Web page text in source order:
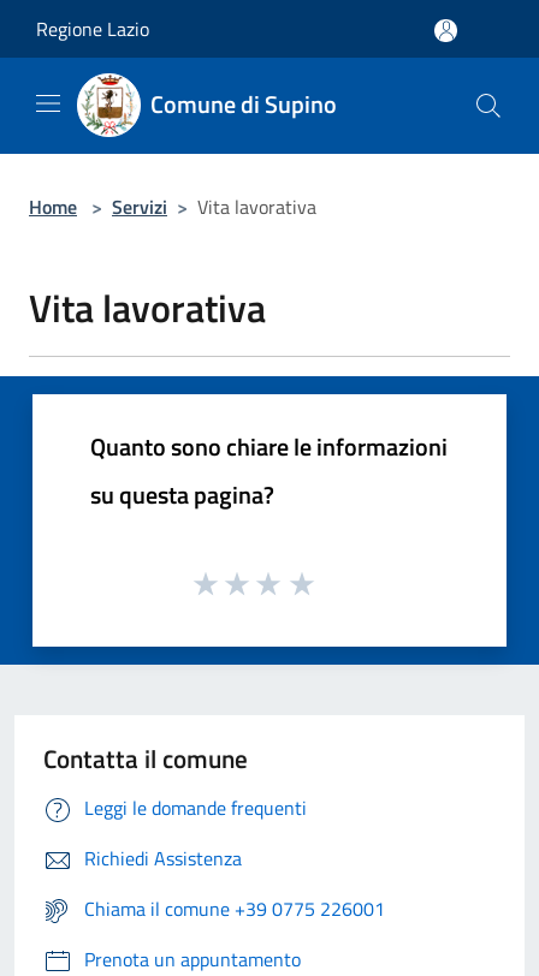
Regione Lazio
Comune di Supino
Home > Servizi > Vita lavorativa
Vita lavorativa
Quanto sono chiare le informazioni
su questa pagina?
Contatta il comune
Leggi le domande frequenti
Richiedi Assistenza
Chiama il comune +39 0775 226001
Prenota un appuntamento